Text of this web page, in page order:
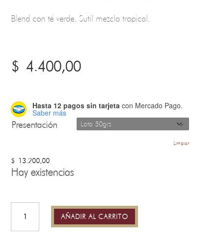
Blend con té verde. Sutil mezcla tropical.
$4.400,00
Hasta 12 pagos sin tarjeta con Mercado Pago.
Saber más
Presentación
Limpiar
$ 13.200,00
Hay existencias
la
Pasión
AÑADIR AL CARRITO